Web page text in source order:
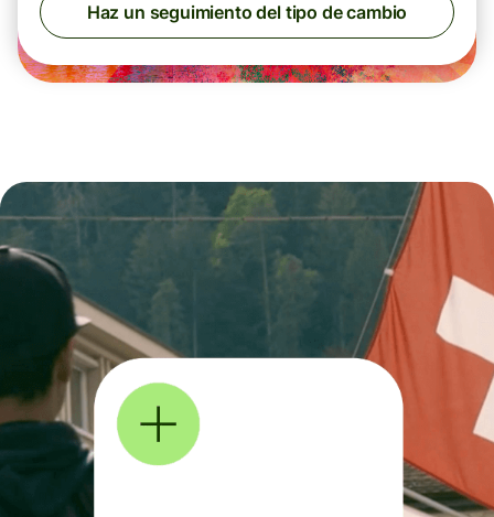
Haz un seguimiento del tipo de cambio